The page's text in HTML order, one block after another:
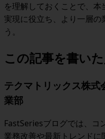
を理解しておくことで、
実現に役立ち、より一層の
う。
この記事を書い
テクマトリックス株式
業部
FastSeriesブログでは、コ
業務改善や最新トレンド